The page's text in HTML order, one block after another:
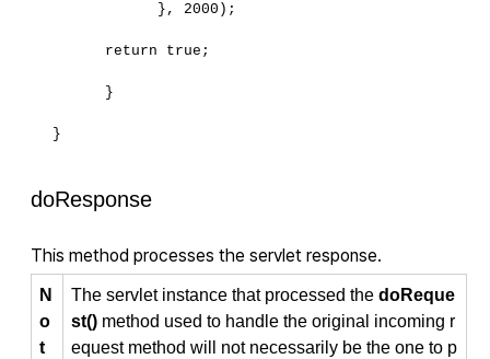
}, 2000);
return true;
}
}
doResponse
This method processes the servlet response.
N
o
t
The servlet instance that processed thedoReque
st() method used to handle the original incoming r
equest method will not necessarily be the one to p